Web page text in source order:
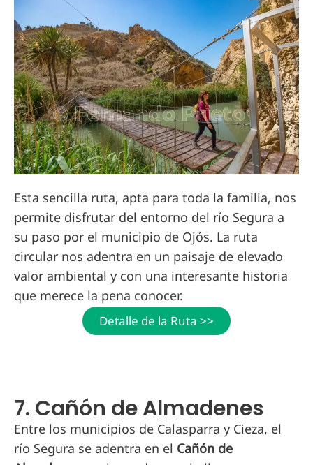
Esta sencilla ruta, apta para toda la familia, nos
permite disfrutar del entorno del río Segura a
su paso por el municipio de Ojós. La ruta
circular nos adentra en un paisaje de elevado
valor ambiental y con una interesante historia
que merece la pena conocer.
Detalle de la Ruta >>
7. Cañón de Almadenes
Entre los municipios de Calasparra y Cieza, el
río Segura se adentra en el Cañón de